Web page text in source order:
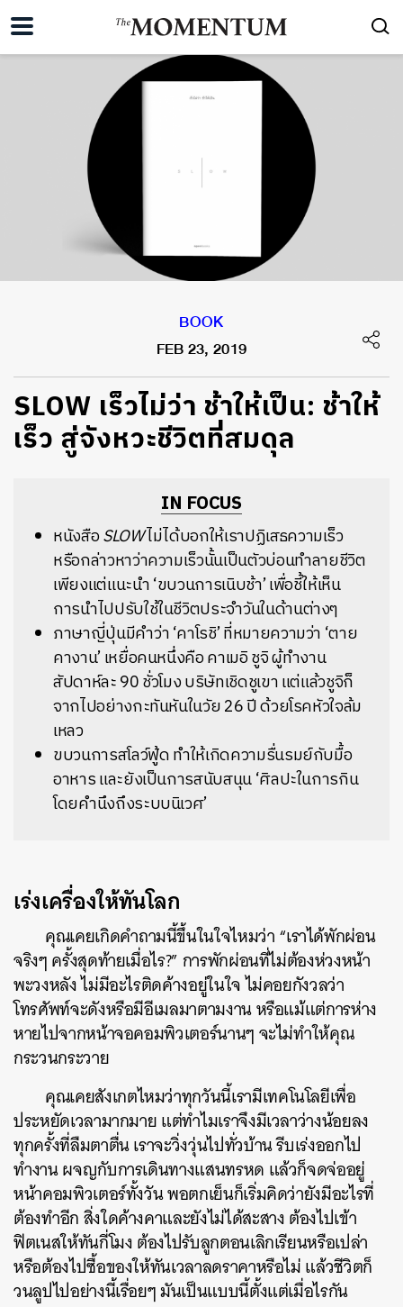
BOOK
FEB 23, 2019
SLOW เร็วไม่ว่า ช้าให้เป็น: ช้าให้
เร็ว สู่จังหวะชีวิตที่สมดุล
IN FOCUS
หนังสือSLOWไม่ได้บอกให้เราปฏิเสธความเร็ว
หรือกล่าวหาว่าความเร็วนั้นเป็นตัวบ่อนทำลายชีวิต
เพียงแต่แนะนำ ‘ขบวนการเนิบช้า’ เพื่อชี้ให้เห็น
การนำไปปรับใช้ในชีวิตประจำวันในด้านต่างๆ
ภาษาญี่ปุ่นมีคำว่า ‘คาโรชิ’ ที่หมายความว่า ‘ตาย
คางาน’ เหยื่อคนหนึ่งคือ คาเมอิ ชูจิ ผู้ทำงาน
สัปดาห์ละ 90 ชั่วโมง บริษัทเชิดชูเขา แต่แล้วชูจิก็
จากไปอย่างกะทันหันในวัย 26 ปี ด้วยโรคหัวใจล้ม
เหลว
ขบวนการสโลว์ฟู้ด ทำให้เกิดความรื่นรมย์กับมื้อ
อาหาร และยังเป็นการสนับสนุน ‘ศิลปะในการกิน
โดยคำนึงถึงระบบนิเวศ’
เร่งเครื่องให้ทันโลก
คุณเคยเกิดคำถามนี้ขึ้นในใจไหมว่า “เราได้พักผ่อน
จริงๆ ครั้งสุดท้ายเมื่อไร?” การพักผ่อนที่ไม่ต้องห่วงหน้า
พะวงหลัง ไม่มีอะไรติดค้างอยู่ในใจ ไม่คอยกังวลว่า
โทรศัพท์จะดังหรือมีอีเมลมาตามงาน หรือแม้แต่การห่าง
หายไปจากหน้าจอคอมพิวเตอร์นานๆ จะไม่ทำให้คุณ
กระวนกระวาย
คุณเคยสังเกตไหมว่าทุกวันนี้เรามีเทคโนโลยีเพื่อ
ประหยัดเวลามากมาย แต่ทำไมเราจึงมีเวลาว่างน้อยลง
ทุกครั้งที่ลืมตาตื่น เราจะวิ่งวุ่นไปทั่วบ้าน รีบเร่งออกไป
ทำงาน ผจญกับการเดินทางแสนทรหด แล้วก็จดจ่ออยู่
หน้าคอมพิวเตอร์ทั้งวัน พอตกเย็นก็เริ่มคิดว่ายังมีอะไรที่
ต้องทำอีก สิ่งใดค้างคาและยังไม่ได้สะสาง ต้องไปเข้า
ฟิตเนสให้ทันกี่โมง ต้องไปรับลูกตอนเลิกเรียนหรือเปล่า
หรือต้องไปซื้อของให้ทันเวลาลดราคาหรือไม่ แล้วชีวิตก็
วนลูปไปอย่างนี้เรื่อยๆ มันเป็นแบบนี้ตั้งแต่เมื่อไรกัน